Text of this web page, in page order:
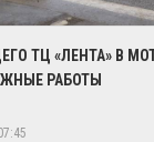
ТЦ «ЛЕНТА» В
РАБОТЫ